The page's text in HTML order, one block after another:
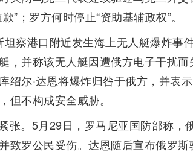
；罗方何时停止“资助基辅政权”。
察港口附近发生海上无人艇爆炸事件
，并称该无人艇因遭俄方电子干扰而
绍尔·达恩将爆炸归咎于俄方，并表
不构成安全威胁。
张。5月29日，罗马尼亚国防部称，
致罗公民受伤。达恩随后宣布俄罗斯